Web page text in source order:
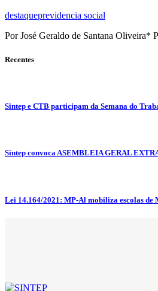
destaqueprevidencia social
Por José Geraldo de Santana Oliveira*
Recentes
Sintep e CTB participam da Semana do
Sintep convoca ASEMBLEIA GERAL
Lei 14.164/2021: MP-Al mobiliza escolas